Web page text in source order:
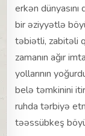
erkən
bir əziyyətlə
təbiətli, zabitəli
zamanın ağır
yollarının
belə təmkinini
ruhda tərbiyə
təəssübkeş